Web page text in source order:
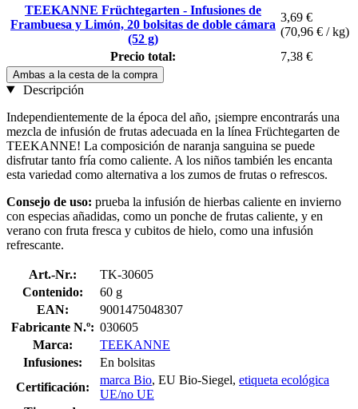
TEEKANNE Früchtegarten - Infusiones de
Frambuesa y Limón, 20 bolsitas de doble cámara
(52 g)
3,69 €
(70,96 € / kg)
Precio total:
7,38 €
Ambas a la cesta de la compra
Descripción
Independientemente de la época del año, ¡siempre encontrarás una
mezcla de infusión de frutas adecuada en la línea Früchtegarten de
TEEKANNE! La composición de naranja sanguina se puede
disfrutar tanto fría como caliente. A los niños también les encanta
esta variedad como alternativa a los zumos de frutas o refrescos.
Consejo de uso: prueba la infusión de hierbas caliente en invierno
con especias añadidas, como un ponche de frutas caliente, y en
verano con fruta fresca y cubitos de hielo, como una infusión
refrescante.
Art.-Nr.:
TK-30605
Contenido:
60 g
EAN:
9001475048307
Fabricante N.º: 030605
Marca:
TEEKANNE
Infusiones:
En bolsitas
Certificación:
marca Bio, EU Bio-Siegel, etiqueta ecológica
UE/no UE